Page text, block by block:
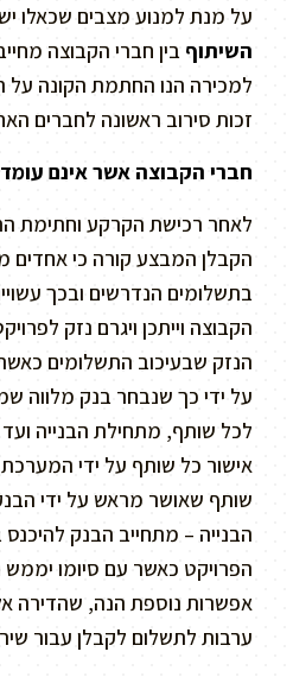
על מנת למנוע מצבים שכאלו
השיתוף בין חברי הקבוצה
למכירה הנו החתמת הקונה על
זכות סירוב ראשונה לחברים
חברי הקבוצה אשר אינם
לאחר רכישת הקרקע וחתימת
הקבלן המבצע קורה כי אחדים
בתשלומים הנדרשים ובכך
הקבוצה וייתכן ויגרם נזק
הנזק שבעיכוב התשלומים
על ידי כך שנבחר בנק מלווה
לכל שותף, מתחילת הבנייה
אישור כל שותף על ידי
שותף שאושר מראש על ידי
הבנייה – מתחייב הבנק להיכנס
הפרויקט כאשר עם סיומו
אפשרות נוספת הנה, שהדירה
ערבות לתשלום לקבלן עבור